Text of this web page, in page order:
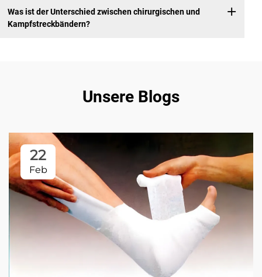
Was ist der Unterschied zwischen chirurgischen und
Kampfstreckbändern?
Unsere Blogs
22
Feb